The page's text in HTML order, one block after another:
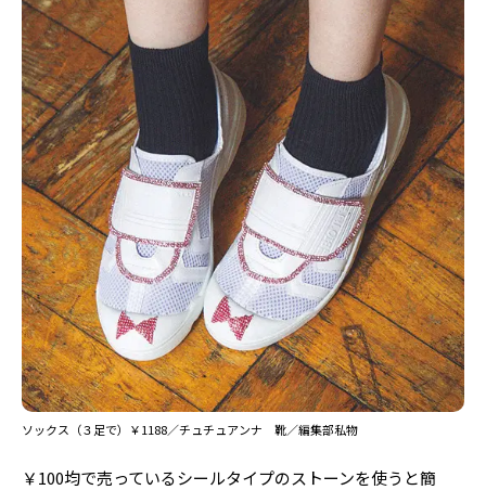
ソックス（３足で）￥1188／チュチュアンナ 靴／編集部私物
￥100均で売っているシールタイプのストーンを使うと簡